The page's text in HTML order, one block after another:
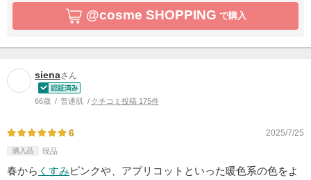
@cosme SHOPPING で購入
sienaさん
66歳 普通肌 クチコミ投稿 175件
6 2025/7/25
購入品 現品
春から くすみピンクや、アプリコットといった暖色系の色をよ